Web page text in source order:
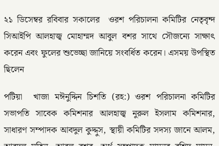
২১ ডিসেম্বর রবিবার সকালের ওরশ পরিচালনা কমিটির নেতৃবৃন্দ
সিআইপি আলহাজ্ব মোহাম্মদ আবুল বশর সাথে সৌজন্যে সাক্ষাৎ
করেন এবং ফুলের শুভেচ্ছা জানিয়ে সংবর্ধিত করেন। এসময় উপস্থিত
ছিলেন
পটিয়া খাজা মঈনুদ্দিন চিশতি (রহ:) ওরশ পরিচালনা কমিটির
সভাপতি সাবেক কমিশনার আলহাজ্ব নুরুল ইসলাম কমিশনার,
সাধারণ সম্পাদক আবদুল কুদ্দুস, স্থায়ী কমিটির সদস্য জানে আলম,